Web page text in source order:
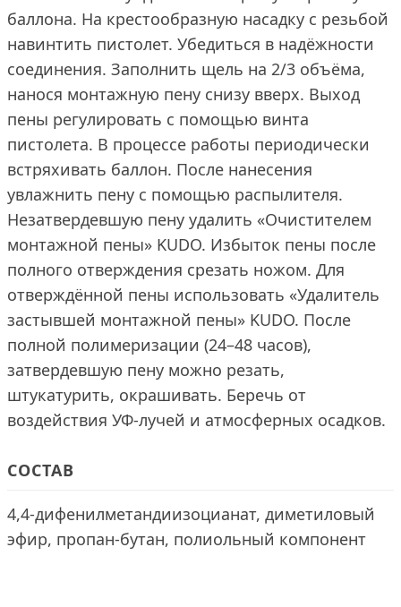
баллона. На крестообразную насадку с резьбой
навинтить пистолет. Убедиться в надёжности
соединения. Заполнить щель на 2/3 объёма,
нанося монтажную пену снизу вверх. Выход
пены регулировать с помощью винта
пистолета. В процессе работы периодически
встряхивать баллон. После нанесения
увлажнить пену с помощью распылителя.
Незатвердевшую пену удалить «Очистителем
монтажной пены» KUDO. Избыток пены после
полного отверждения срезать ножом. Для
отверждённой пены использовать «Удалитель
застывшей монтажной пены» KUDO. После
полной полимеризации (24–48 часов),
затвердевшую пену можно резать,
штукатурить, окрашивать. Беречь от
воздействия УФ-лучей и атмосферных осадков.
СОСТАВ
4,4-дифенилметандиизоцианат, диметиловый
эфир, пропан-бутан, полиольный компонент